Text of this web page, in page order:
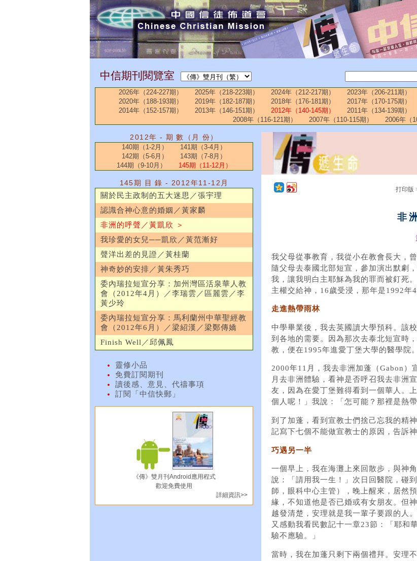
中信期刊閱覽室
2026年（224-227期） 2025年（218-223期） 2024年（212-217期） 2023年（206-211期）
2020年（188-193期）
2019年（182-187期） 2018年（176-181期） 2017年（170-175期）
2014年（152-157期）
2013年（146-151期） 2012年（140-145期） 2011年（134-139期）
2008年（116-121期）
2007年（110-115期） 2006年（
2012年 - 期 數（月 份）
140期（1-2月）
141期（3-4月）
142期（5-6月）
143期（7-8月）
144期（9-10月）
145期（11-12月）
145期 目 錄 - 2012年11-12月
關於民主政制的五大迷思／張宇理
認識合神心意的婚姻／黃家麟
非洲的呼聲／黃凱欣 ＞
我珍愛的女兒──凱欣／黃范漸好
聲洋出差的見證／黃桂蘭
神奇妙的安排／黃朱秀巧
委內瑞拉短宣分享：加州灣區活泉華人教
會（2012年4月）／李瑞雲／區麗雲／李
黃少玲
委內瑞拉短宣分享：馬利蘭州中華聖經教
會（2012年6月）／梁紹漢／梁鄭傳嬌
Finish Well／邱佩鳳
靈修小品
免費訂閱期刊
讀後感、意見、代禱事項
訂閱「中信快郵」
《傳》雙月刊Android應用程式
歡迎免費使用
詳細資訊>>
打印版
非
我父母從事教育，我從小在教會長大，
隨父母去泰國北部短宣，參加演出默劇
我，讓我明白主耶穌為我的罪而被釘死
主權交給神，16歲受浸，那年是1992年4
走進熱帶雨林
中學畢業後，我去英國讀大學預科。該
到各地的需要。因為那次去泰北短宣時
教，便在1995年進愛丁堡大學的醫學院。
2000年11月，我去非洲加蓬（Gabon）
月去非洲體驗，看神是否呼召我去非洲
友，因為在愛丁堡難得看到一個華人。
個人呢！」我說：「怎可能？那裡是熱帶
到了加蓬，看到宣教士們捨己忘我的精
記寫下七個不能做宣教士的原因，告訴
巧遇另一半
一個早上，我在海灘上來回散步，與神
說：「請用我一生！」次日回醫院，碰
師，眼科中心主管），晚上醒來，居然
緣，不知道他是否已婚或有女朋友。但
越發清楚，安理就是我一輩子要跟的人
又感動我看民數記十一章23節：「耶和
驗不應驗。」
當時，我在加蓬只剩下兩個禮拜。安理